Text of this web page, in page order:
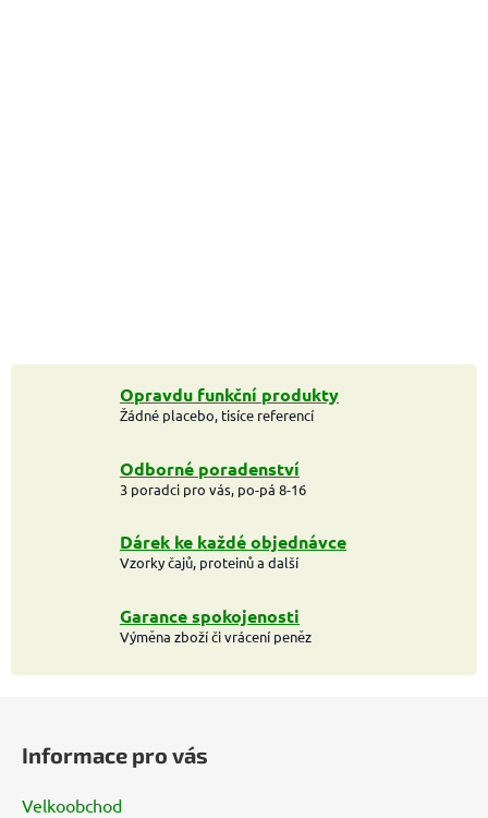
Opravdu funkční produkty
Žádné placebo, tisíce referencí
Odborné poradenství
3 poradci pro vás, po-pá 8-16
Dárek ke každé objednávce
Vzorky čajů, proteinů a další
Garance spokojenosti
Výměna zboží či vrácení peněz
Informace pro vás
Velkoobchod